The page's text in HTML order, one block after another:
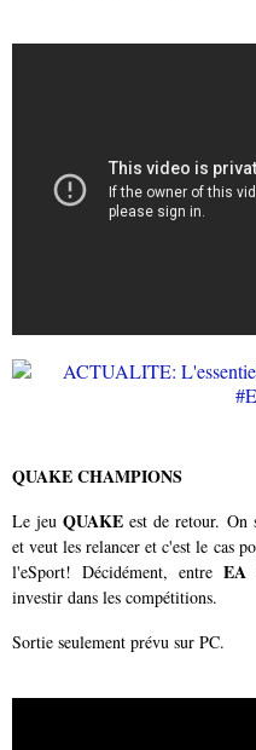
QUAKE CHAMPIONS
Le jeuQUAKE est de retour. On
et veut les relancer et c'est le cas
l'eSport! Décidément, entreEA
investir dans les compétitions.
Sortie seulement prévu sur PC.